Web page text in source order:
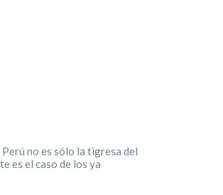
no es sólo la tigresa del
es el caso de los ya